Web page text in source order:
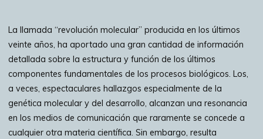
La llamada “revolución molecular” producida en los últimos
veinte años, ha aportado una gran cantidad de información
detallada sobre la estructura y función de los últimos
componentes fundamentales de los procesos biológicos. Los,
a veces, espectaculares hallazgos especialmente de la
genética molecular y del desarrollo, alcanzan una resonancia
en los medios de comunicación que raramente se concede a
cualquier otra materia científica. Sin embargo, resulta